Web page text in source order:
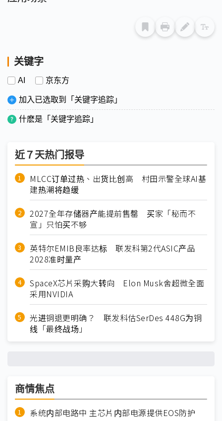
关键字
AI 京东方
加入已选取到「关键字追踪」
什麽是「关键字追踪」
近７天热门报导
MLCC订单过热、出货比创高 村田示警全球AI基
建热潮将趋缓
2027全年存储器产能提前售罄 买家「秘而不
宣」只怕买不够
英特尔EMIB良率达标 联发科第2代ASIC产品
2028准时量产
SpaceX芯片采购大转向 Elon Musk舍超微全面
采用NVIDIA
光进铜退更明确？ 联发科估SerDes 448G为铜
线「最终战场」
商情焦点
系统内部电路中 主芯片内部电源提供EOS防护